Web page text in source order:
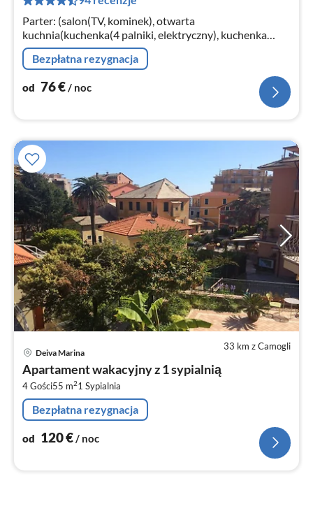
Parter: (salon(TV, kominek), otwarta
kuchnia(kuchenka(4 palniki, elektryczny), kuchenka
mikrofalowa, lodówko-zamrażarka), sypialnia(łóżko 2-
osobowe), sypialnia(łóżko piętrowe)
Bezpłatna rezygnacja
od 76€/ noc
33 km z Camogli
Deiva Marina
Apartament wakacyjny z 1 sypialnią
4 Gości55 m21 Sypialnia
Bezpłatna rezygnacja
od 120€ / noc